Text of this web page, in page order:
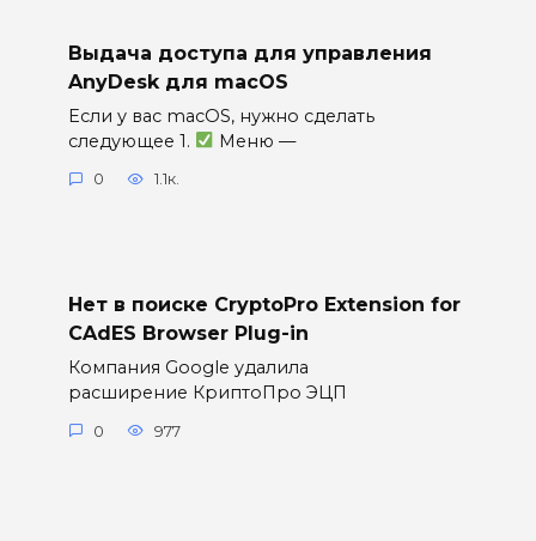
Выдача доступа для управления
AnyDesk для macOS
Если у вас macOS, нужно сделать
следующее 1.
Меню —
0 1.1к.
Нет в поиске CryptoPro Extension for
CAdES Browser Plug-in
Компания Google удалила
расширение КриптоПро ЭЦП
0 977